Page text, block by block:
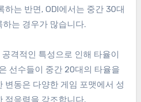
하는 반면, ODI에서는 중간 30대
는 경우가 많습니다.
격적인 특성으로 인해 타율이
선수들이 중간 20대의 타율을
변동은 다양한 게임 포맷에서 성
적응력을 강조합니다.